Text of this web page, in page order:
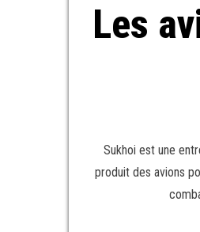
Les
Sukhoi est une
produit des avions